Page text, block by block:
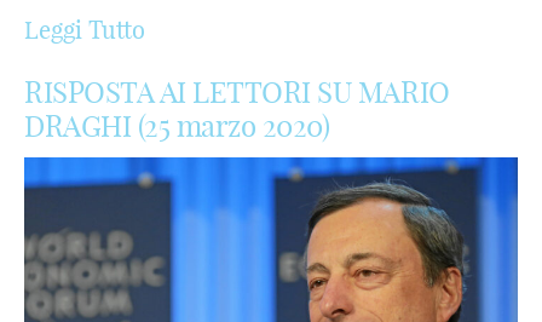
Leggi Tutto
RISPOSTA AI LETTORI SU MARIO
DRAGHI (25 marzo 2020)